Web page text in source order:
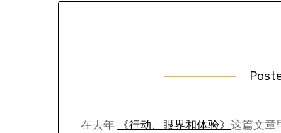
在去年 《行动、眼界和体验》这篇文章